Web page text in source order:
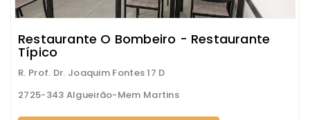
Restaurante O Bombeiro - Restaurante
Típico
R. Prof. Dr. Joaquim Fontes 17 D
2725-343 Algueirão-Mem Martins